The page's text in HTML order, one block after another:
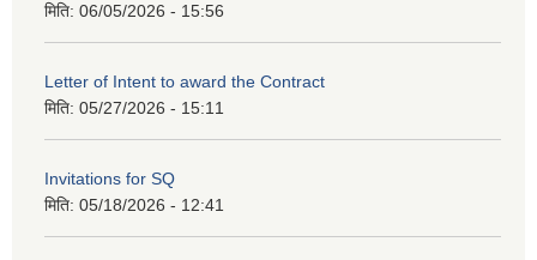
मिति: 06/05/2026 - 15:56
Letter of Intent to award the Contract
मिति: 05/27/2026 - 15:11
Invitations for SQ
मिति: 05/18/2026 - 12:41